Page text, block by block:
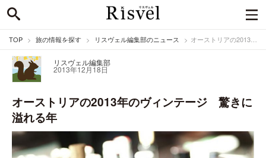
TOP 旅の情報を探す リスヴェル編集部のニュース オーストリアの2013年のヴィンテージ 驚きに溢れる年
リスヴェル編集部
2013年12月18日
オーストリアの2013年のヴィンテージ 驚きに
溢れる年